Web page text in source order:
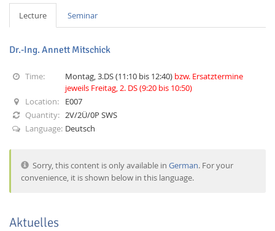
Interactive Media
Lecture
Seminar
Dr.-Ing. Annett Mitschick
Time: Montag, 3.DS (11:10 bis 12:40) bzw. Ersatztermine
jeweils Freitag, 2. DS (9:20 bis 10:50)
Location:
E007
Quantity: 2V/2Ü/0P SWS
Language: Deutsch
Sorry, this content is only available inGerman. For your
convenience, it is shown below in this language.
Aktuelles